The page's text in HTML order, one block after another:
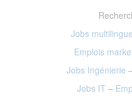
Jobs
Emplois
Jobs Ingénierie
Jobs IT –